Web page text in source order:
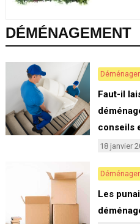
DÉMÉNAGEMENT
Faut-il
conseils
18 janvier
Les